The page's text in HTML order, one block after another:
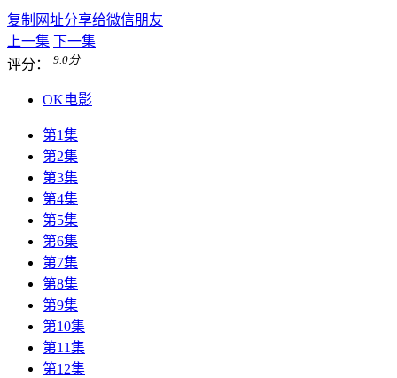
复制网址分享给微信朋友
上一集 下一集
评分：
9.0分
OK电影
第1集
第2集
第3集
第4集
第5集
第6集
第7集
第8集
第9集
第10集
第11集
第12集